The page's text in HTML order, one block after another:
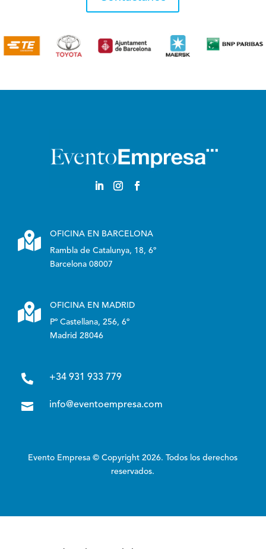

OFICINA EN BARCELONA
Rambla de Catalunya, 18, 6º
Barcelona 08007

OFICINA EN MADRID
Pº Castellana, 256, 6º
Madrid 28046
 +34 931 933 779
 info@eventoempresa.com
Evento Empresa © Copyright 2026. Todos los derechos
reservados.